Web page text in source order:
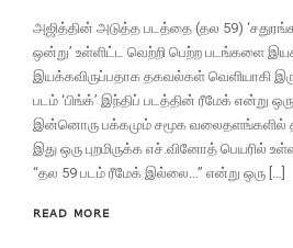
அஜித்தின் அடுத்த படத்தை (தல 59)
ஒன்று’ உள்ளிட்ட வெற்றி பெற்ற படங்களை
இயக்கவிருப்பதாக தகவல்கள் வெளியாகி
படம் ‘பிங்க்’ இந்திப் படத்தின் ரீமேக் என்று
இன்னொரு பக்கமும் சமூக வலைதளங்களில்
இது ஒரு புறமிருக்க எச்.வினோத் பெயரில்
“தல 59 படம் ரீமேக் இல்லை…” என்று ஒரு […]
READ MORE